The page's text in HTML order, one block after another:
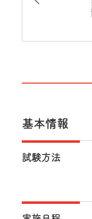
基本情報
試験方法